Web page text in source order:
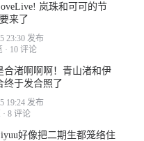
岚珠和可可的节
来了
23:30 发布
· 10 评论
合渚啊啊啊！青山渚和伊
终于发合照了
19:24 发布
· 8 评论
好像把二期生都笼络住